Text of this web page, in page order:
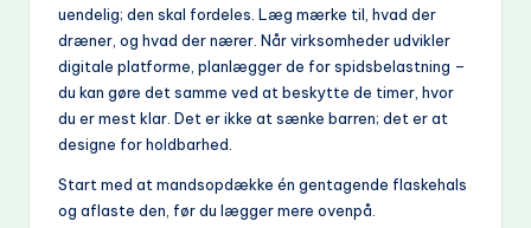
uendelig; den skal fordeles. Læg mærke til, hvad der
dræner, og hvad der nærer. Når virksomheder udvikler
digitale platforme, planlægger de for spidsbelastning –
du kan gøre det samme ved at beskytte de timer, hvor
du er mest klar. Det er ikke at sænke barren; det er at
designe for holdbarhed.
Start med at mandsopdække én gentagende flaskehals
og aflaste den, før du lægger mere ovenpå.